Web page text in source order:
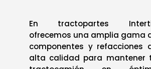
En tractopartes
ofrecemos una amplia gama
componentes y refacciones
alta calidad para mantener